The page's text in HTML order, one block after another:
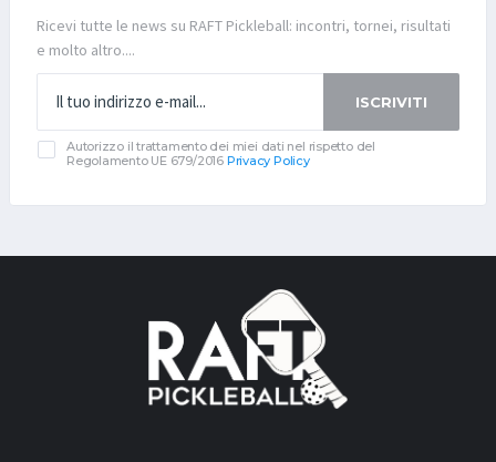
Ricevi tutte le news su RAFT Pickleball: incontri, tornei, risultati
e molto altro....
ISCRIVITI
Autorizzo il trattamento dei miei dati nel rispetto del
Regolamento UE 679/2016 Privacy Policy